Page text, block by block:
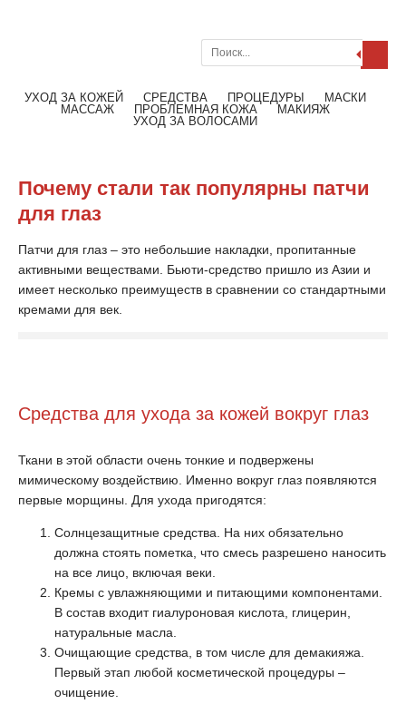
УХОД ЗА КОЖЕЙ СРЕДСТВА ПРОЦЕДУРЫ
МАСКИ
МАССАЖ
ПРОБЛЕМНАЯ КОЖА
МАКИЯЖ
УХОД ЗА ВОЛОСАМИ
Почему стали так популярны патчи
для глаз
Патчи для глаз – это небольшие накладки, пропитанные
активными веществами. Бьюти-средство пришло из Азии и
имеет несколько преимуществ в сравнении со стандартными
кремами для век.
Средства для ухода за кожей вокруг глаз
Ткани в этой области очень тонкие и подвержены
мимическому воздействию. Именно вокруг глаз появляются
первые морщины. Для ухода пригодятся:
Солнцезащитные средства. На них обязательно
должна стоять пометка, что смесь разрешено наносить
на все лицо, включая веки.
Кремы с увлажняющими и питающими компонентами.
В состав входит гиалуроновая кислота, глицерин,
натуральные масла.
Очищающие средства, в том числе для демакияжа.
Первый этап любой косметической процедуры –
очищение.